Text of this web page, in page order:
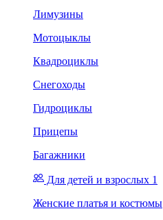
Лимузины
Мотоцыклы
Квадроциклы
Снегоходы
Гидроциклы
Прицепы
Багажники
Для детей и взрослых 1
Женские платья и костюмы